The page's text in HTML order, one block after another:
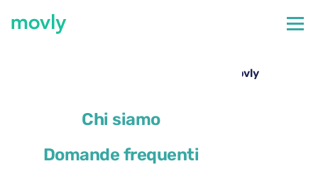
Chi siamo
Domande frequenti
Noleggio Mazda 3 all’aeroporto di Pisa – Movly